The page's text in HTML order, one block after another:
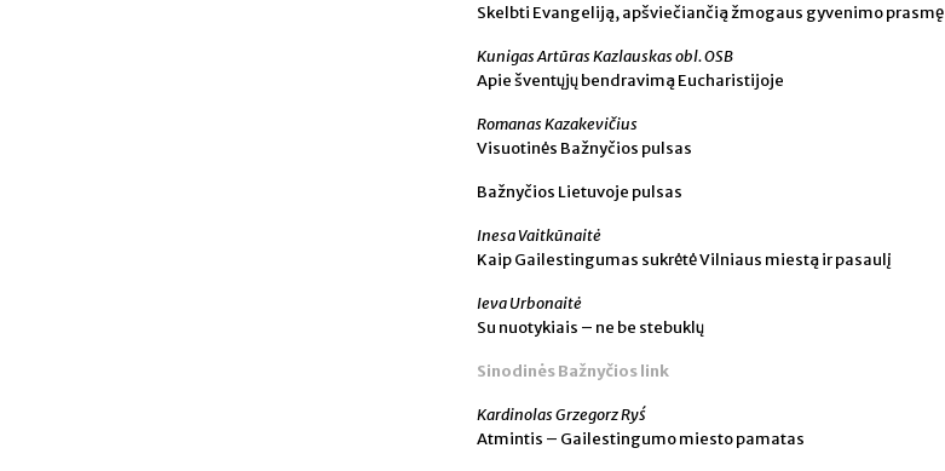
Skelbti Evangeliją, apšviečiančią žmogaus gyvenimo prasmę
Kunigas Artūras Kazlauskas obl. OSB
Apie šventųjų bendravimą Eucharistijoje
Romanas Kazakevičius
Visuotinės Bažnyčios pulsas
Bažnyčios Lietuvoje pulsas
Inesa Vaitkūnaitė
Kaip Gailestingumas sukrėtė Vilniaus miestą ir pasaulį
Ieva Urbonaitė
Su nuotykiais – ne be stebuklų
Sinodinės Bažnyčios link
Kardinolas Grzegorz Ryś
Atmintis – Gailestingumo miesto pamatas